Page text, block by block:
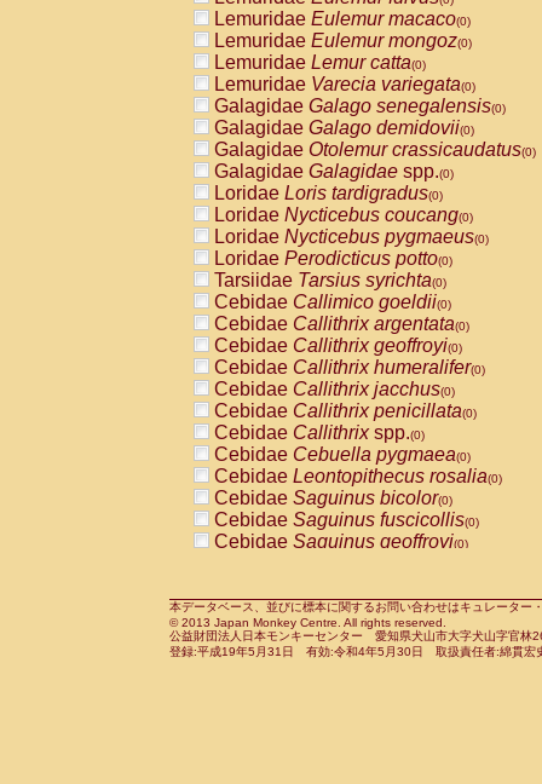
AtelidaeAlouatta caraya(0)
AtelidaeAlouatta fusca(0)
AtelidaeAlouatta seniculus
AtelidaeAlouattaspp.(0)
AtelidaeAteles belzebuth(0)
AtelidaeAteles geoffroyi(0)
AtelidaeAteles paniscus(0)
AtelidaeAtelesspp.(0)
Atelidae Lagothrix lagothricha
AtelidaeLagothrix lagothricha cana
PitheciidaeCacajao calvus
PitheciidaeCallicebus cupreus
PitheciidaeCallicebus donacophilus
PitheciidaeCallicebus moloch
PitheciidaeCallicebus torquatus
PitheciidaeCallicebusspp.(0)
PitheciidaeChiropotes satanas(0)
PitheciidaePithecia monachus
PitheciidaePithecia pithecia(0)
CercopithecidaeCercocebus agilis
CercopithecidaeCercocebus
CercopithecidaeCercocebus
CercopithecidaeCercocebus
CercopithecidaeCercocebus
CercopithecidaeCercocebushybrid
CercopithecidaePapio anubis(0)
CercopithecidaePapio cynocephalus
CercopithecidaePapio hamadryas(0)
Lemuridae Eulemur macaco(0)
Lemuridae Eulemur mongoz(0)
Lemuridae Lemur catta(0)
Lemuridae Varecia variegata(0)
Galagidae Galago senegalensis(0)
Galagidae Galago demidovii(0)
Galagidae Otolemur crassicaudatus(0)
Galagidae Galagidae spp.(0)
Loridae Loris tardigradus(0)
Loridae Nycticebus coucang(0)
Loridae Nycticebus pygmaeus(0)
Loridae Perodicticus potto(0)
Tarsiidae Tarsius syrichta(0)
Cebidae Callimico goeldii(0)
Cebidae Callithrix argentata(0)
Cebidae Callithrix geoffroyi(0)
Cebidae Callithrix humeralifer(0)
Cebidae Callithrix jacchus(0)
Cebidae Callithrix penicillata(0)
Cebidae Callithrixspp.(0)
Cebidae Cebuella pygmaea(0)
Cebidae Leontopithecus rosalia(0)
Cebidae Saguinus bicolor(0)
Cebidae Saguinus fuscicollis(0)
Cebidae Saguinus geoffroyi(0)
CebidaeSaguinus leucopus(0)
CebidaeSaguinus midas(0)
Cebidae Saguinus mystax(0)
本データベース、並びに標本に関するお問い合わせはキュレータ
© 2013 Japan Monkey Centre. All rights reserved.
公益財団法人日本モンキーセンター 愛知県犬山市大字犬山字官
登録:平成19年5月31日 有効:令和4年5月30日 取扱責任者:綿貫宏